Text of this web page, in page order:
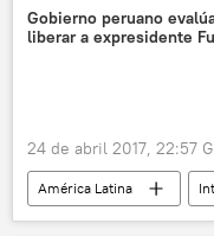
presupuesto militar
Rusia
🌍 Europa
Gobierno peruano
liberar a expresidente
24 de abril 2017, 22:57
América Latina
Pedro Pablo Kuczynski